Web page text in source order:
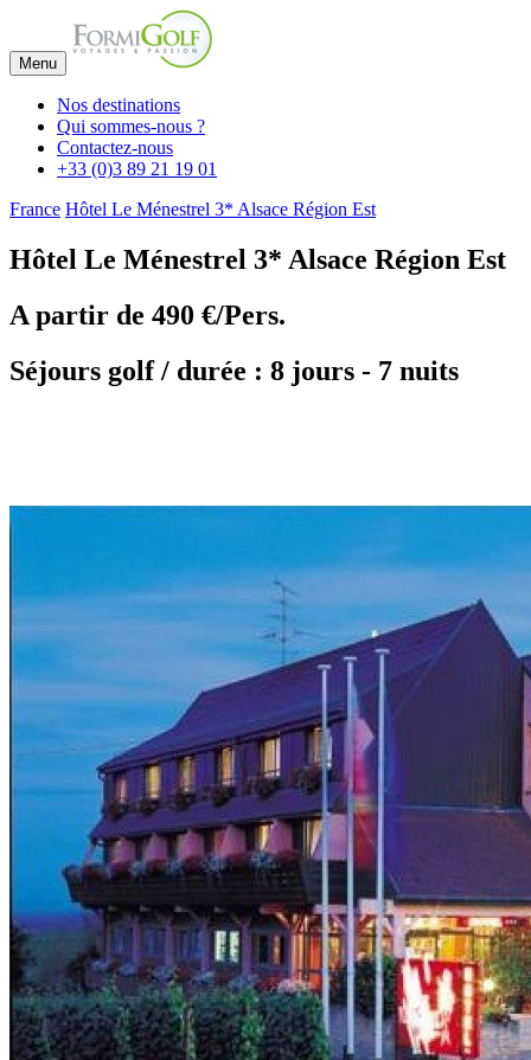
Menu
Nos destinations
Qui sommes-nous ?
Contactez-nous
+33 (0)3 89 21 19 01
France Hôtel Le Ménestrel 3* Alsace Région Est
Hôtel Le Ménestrel 3* Alsace Région Est
A partir de 490 €/Pers.
Séjours golf / durée : 8 jours - 7 nuits